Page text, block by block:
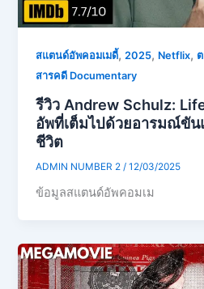
สแตนด์อัพคอมเมดี้,2025, Netflix,
สารคดี Documentary
รีวิว Andrew Schulz:
อัพที่เต็มไปด้วยอารมณ์ขัน
ชีวิต
ADMIN NUMBER 2 /12/03/2025
ข้อมูลสแตนด์อัพคอมเม